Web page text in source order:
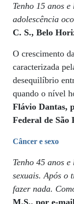
Tenho 15 anos
adolescência
C. S., Belo
O crescimento
caracterizada
desequilíbrio
quando o nível
Flávio Dantas,
Federal de São
Câncer e sexo
Tenho 45 anos
sexuais. Após o
fazer nada.
M.S., por e-